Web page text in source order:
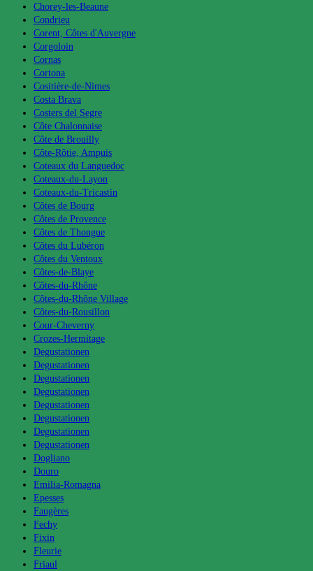
Chorey-les-Beaune
Condrieu
Corent, Côtes d'Auvergne
Corgoloin
Cornas
Cortona
Cositière-de-Nimes
Costa Brava
Costers del Segre
Côte Chalonnaise
Côte de Brouilly
Côte-Rôtie, Ampuis
Coteaux du Languedoc
Coteaux-du-Layon
Coteaux-du-Tricastin
Côtes de Bourg
Côtes de Provence
Côtes de Thongue
Côtes du Lubéron
Côtes du Ventoux
Côtes-de-Blaye
Côtes-du-Rhône
Côtes-du-Rhône Village
Côtes-du-Rousillon
Cour-Cheverny
Crozes-Hermitage
Degustationen
Degustationen
Degustationen
Degustationen
Degustationen
Degustationen
Degustationen
Degustationen
Dogliano
Douro
Emilia-Romagna
Epesses
Faugères
Fechy
Fixin
Fleurie
Friaul